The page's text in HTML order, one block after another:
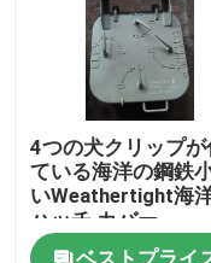
4つの犬クリップが
ている海洋の鋼鉄
いWeathertight海
ハッチ カバー
ベストプライ